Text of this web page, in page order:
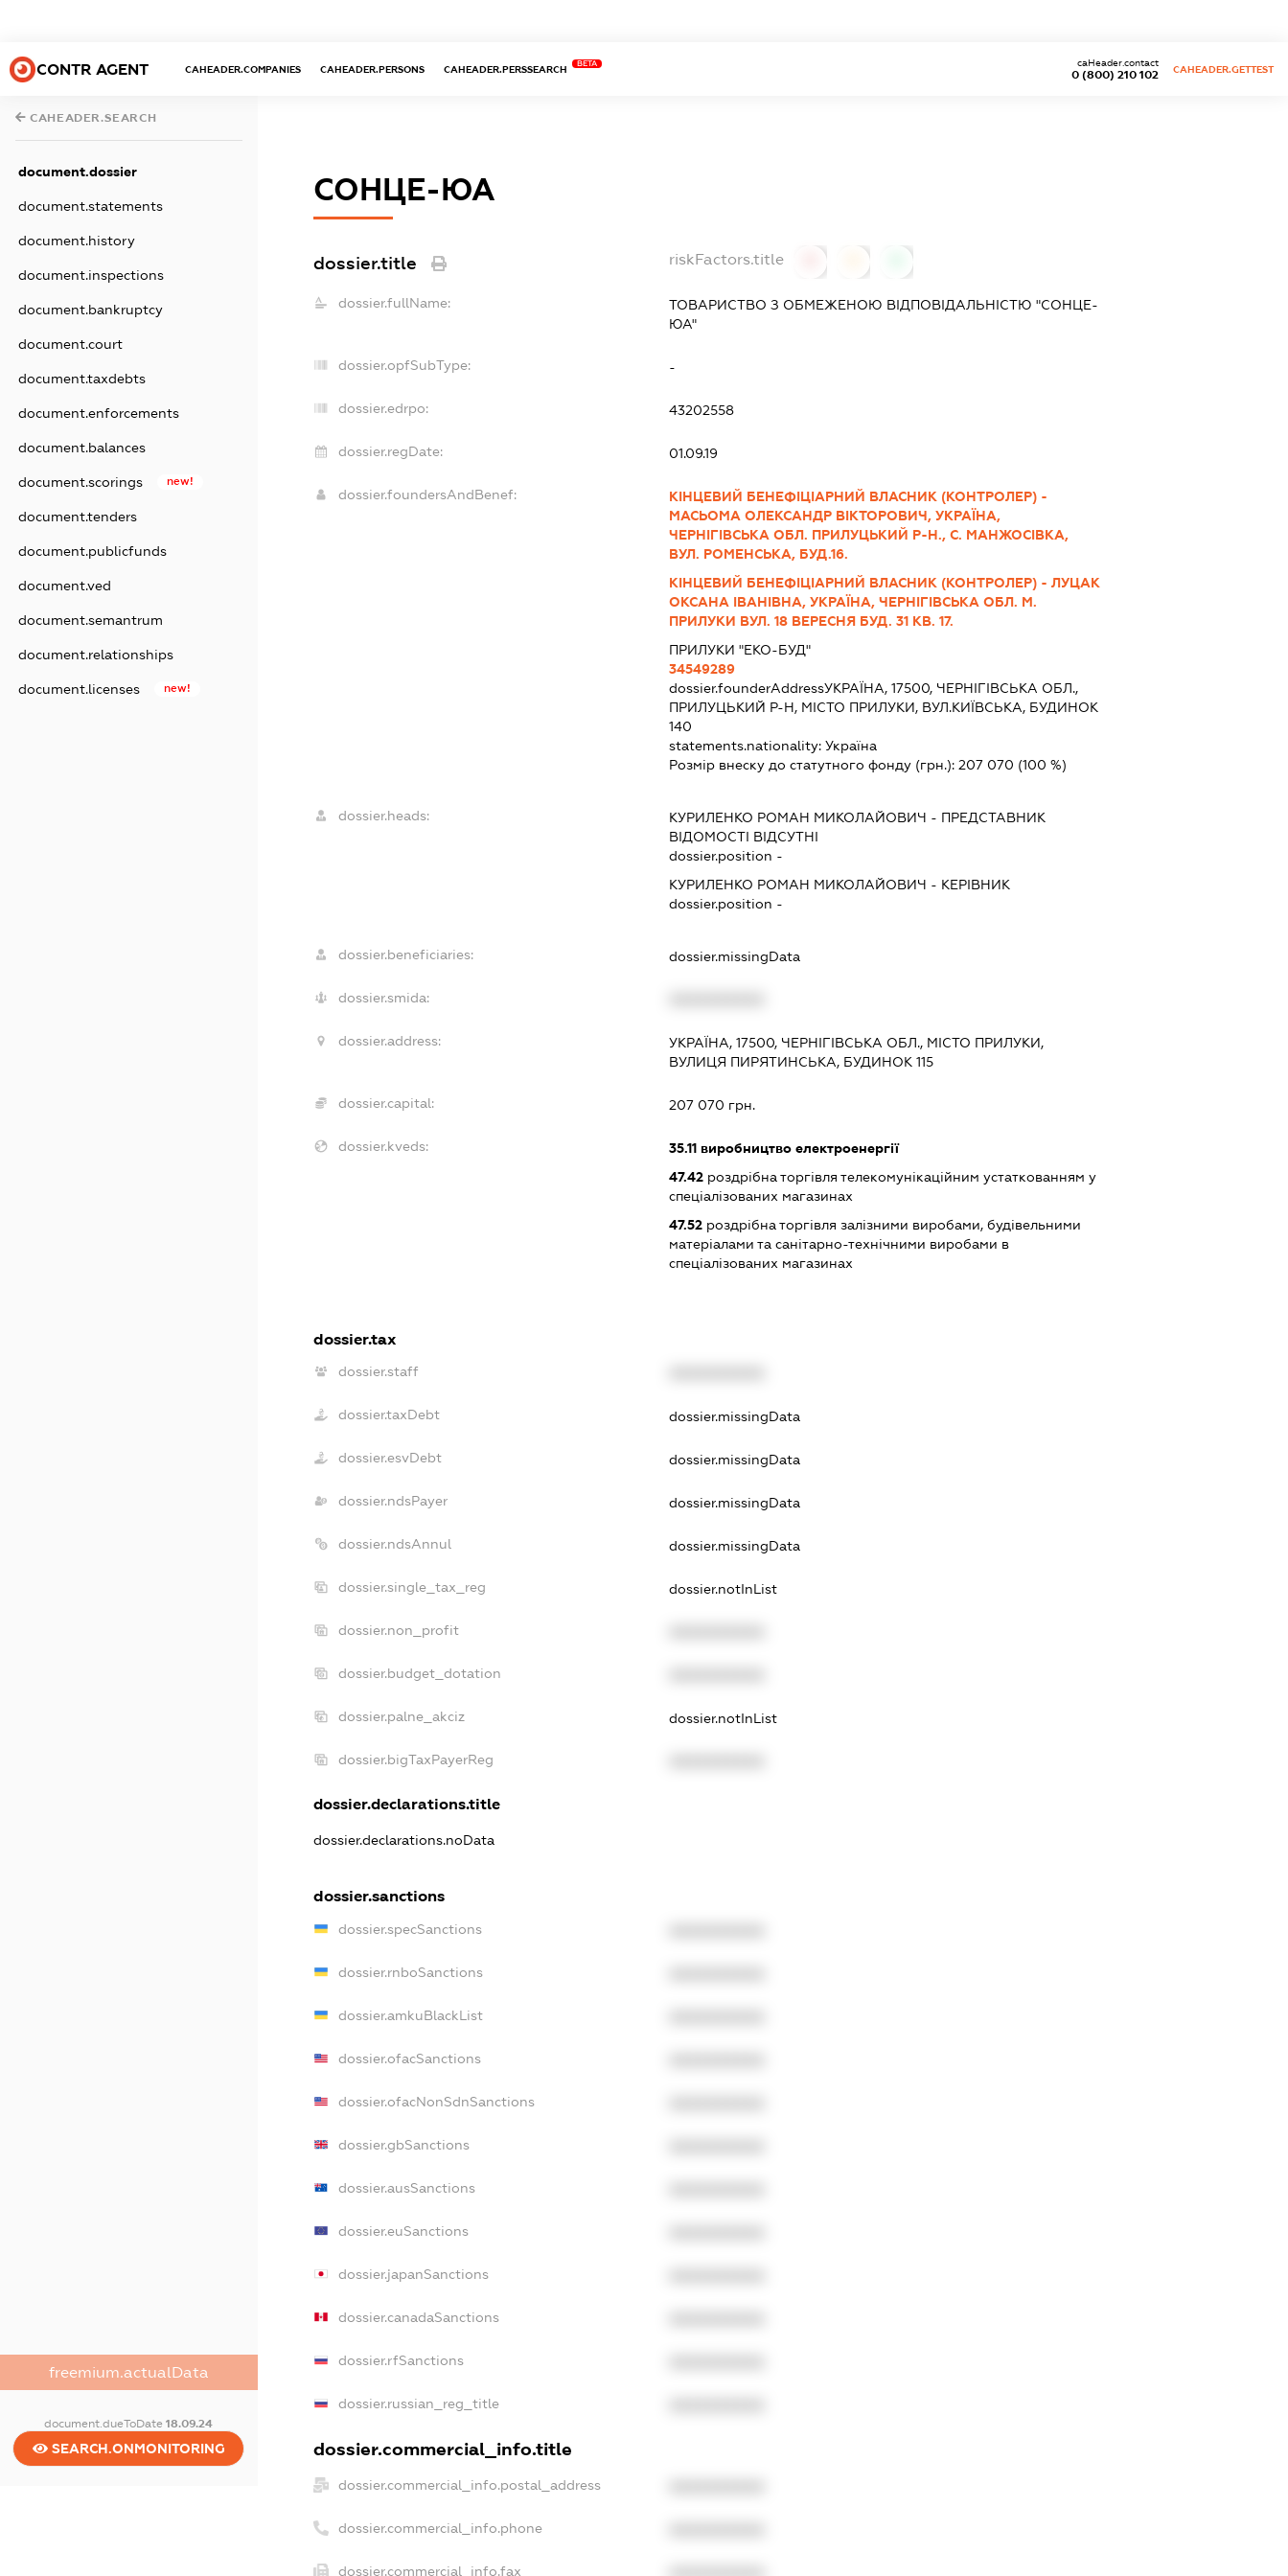
CONTR AGENT CAHEADER.COMPANIES CAHEADER.PERSONS CAHEADER.PERSSEARCH
BETA
0 (800) 210 102
caHeader.contact
CAHEADER.GETTEST
CAHEADER.SEARCH
document.dossier
document.statements
document.history
document.inspections
document.bankruptcy
document.court
document.taxdebts
document.enforcements
document.balances
document.scorings new!
document.tenders
document.publicfunds
document.ved
document.semantrum
document.relationships
document.licenses new!
freemium.actualData
document.dueToDate18.09.24
SEARCH.ONMONITORING
СОНЦЕ-ЮА
dossier.title riskFactors.title
dossier.fullName:
ТОВАРИСТВО З ОБМЕЖЕНОЮ ВІДПОВІДАЛЬНІСТЮ "СОНЦЕ-
ЮА"
dossier.opfSubType: -
dossier.edrpo: 43202558
dossier.regDate: 01.09.19
dossier.foundersAndBenef:
КІНЦЕВИЙ БЕНЕФІЦІАРНИЙ ВЛАСНИК (КОНТРОЛЕР) -
МАСЬОМА ОЛЕКСАНДР ВІКТОРОВИЧ, УКРАЇНА,
ЧЕРНІГІВСЬКА ОБЛ. ПРИЛУЦЬКИЙ Р-Н., С. МАНЖОСІВКА,
ВУЛ. РОМЕНСЬКА, БУД.16.
КІНЦЕВИЙ БЕНЕФІЦІАРНИЙ ВЛАСНИК (КОНТРОЛЕР) - ЛУЦАК
ОКСАНА ІВАНІВНА, УКРАЇНА, ЧЕРНІГІВСЬКА ОБЛ. М.
ПРИЛУКИ ВУЛ. 18 ВЕРЕСНЯ БУД. 31 КВ. 17.
ПРИЛУКИ "ЕКО-БУД"
34549289
dossier.founderAddressУКРАЇНА, 17500, ЧЕРНІГІВСЬКА ОБЛ.,
ПРИЛУЦЬКИЙ Р-Н, МІСТО ПРИЛУКИ, ВУЛ.КИЇВСЬКА, БУДИНОК
140
statements.nationality:Україна
Розмір внеску до статутного фонду (грн.):207 070 (100 %)
dossier.heads: КУРИЛЕНКО РОМАН МИКОЛАЙОВИЧ - ПРЕДСТАВНИК
ВІДОМОСТІ ВІДСУТНІ
dossier.position -
КУРИЛЕНКО РОМАН МИКОЛАЙОВИЧ - КЕРІВНИК
dossier.position -
dossier.beneficiaries: dossier.missingData
dossier.smida:
dossier.address:
УКРАЇНА, 17500, ЧЕРНІГІВСЬКА ОБЛ., МІСТО ПРИЛУКИ,
ВУЛИЦЯ ПИРЯТИНСЬКА, БУДИНОК 115
dossier.capital: 207 070 грн.
dossier.kveds: 35.11 виробництво електроенергії
47.42 роздрібна торгівля телекомунікаційним устаткованням у
спеціалізованих магазинах
47.52 роздрібна торгівля залізними виробами, будівельними
матеріалами та санітарно-технічними виробами в
спеціалізованих магазинах
dossier.tax
dossier.staff
dossier.taxDebt dossier.missingData
dossier.esvDebt dossier.missingData
dossier.ndsPayer dossier.missingData
dossier.ndsAnnul dossier.missingData
dossier.single_tax_reg dossier.notInList
dossier.non_profit
dossier.budget_dotation
dossier.palne_akciz dossier.notInList
dossier.bigTaxPayerReg
dossier.declarations.title
dossier.declarations.noData
dossier.sanctions
dossier.specSanctions
dossier.rnboSanctions
dossier.amkuBlackList
dossier.ofacSanctions
dossier.ofacNonSdnSanctions
dossier.gbSanctions
dossier.ausSanctions
dossier.euSanctions
dossier.japanSanctions
dossier.canadaSanctions
dossier.rfSanctions
dossier.russian_reg_title
dossier.commercial_info.title
dossier.commercial_info.postal_address
dossier.commercial_info.phone
dossier.commercial_info.fax